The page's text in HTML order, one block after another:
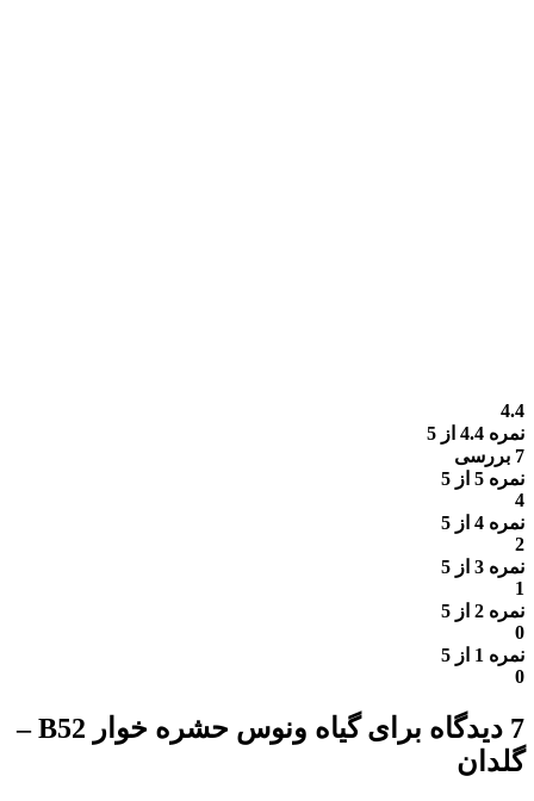
4.4
نمره 4.4 از 5
7 بررسی
نمره 5 از 5
4
نمره 4 از 5
2
نمره 3 از 5
1
نمره 2 از 5
0
نمره 1 از 5
0
7 دیدگاه برای
گیاه ونوس حشره خوار B52 –
گلدان